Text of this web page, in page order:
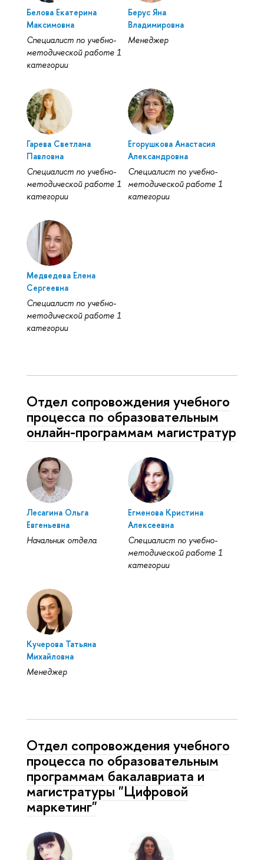
Белова Екатерина
Максимовна
Специалист по учебно-
методической работе 1
категории
Берус Яна
Владимировна
Менеджер
Гарева Светлана
Павловна
Специалист по учебно-
методической работе 1
категории
Егорушкова Анастасия
Александровна
Специалист по учебно-
методической работе 1
категории
Медведева Елена
Сергеевна
Специалист по учебно-
методической работе 1
категории
Отдел сопровождения учебного
процесса по образовательным
онлайн-программам магистратур
Лесагина Ольга
Евгеньевна
Начальник отдела
Егменова Кристина
Алексеевна
Специалист по учебно-
методической работе 1
категории
Кучерова Татьяна
Михайловна
Менеджер
Отдел сопровождения учебного
процесса по образовательным
программам бакалавриата и
магистратуры "Цифровой
маркетинг"